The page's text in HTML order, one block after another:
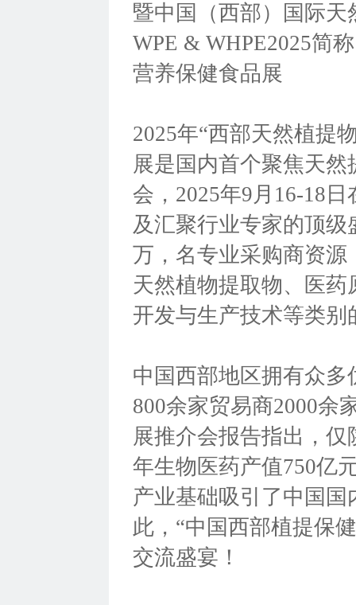
暨中国（西部）国际
WPE & WHPE2025简
营养保健食品展
2025年“西部天然植提
展是国内首个聚焦天
会，2025年9月16-18
及汇聚行业专家的顶
万，名专业采购商资
天然植物提取物、医
开发与生产技术等类别
中国西部地区拥有众
800余家贸易商2000余
展推介会报告指出，
年生物医药产值750亿
产业基础吸引了中国
此，“中国西部植提保
交流盛宴！